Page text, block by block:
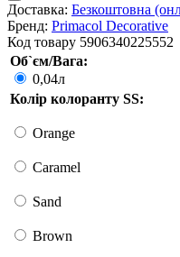
Доставка: Безкоштовна
Бренд: Primacol Decorative
Код товару 5906340225552
Об`єм/Вага:
0,04л
Колір колоранту SS:
Orange
Caramel
Sand
Brown